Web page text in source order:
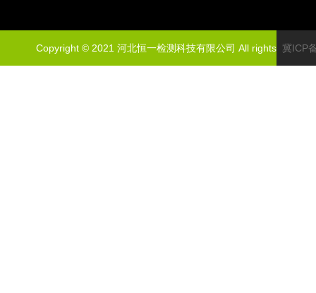
Copyright © 2021 河北恒一检测科技有限公司 All rights 冀ICP